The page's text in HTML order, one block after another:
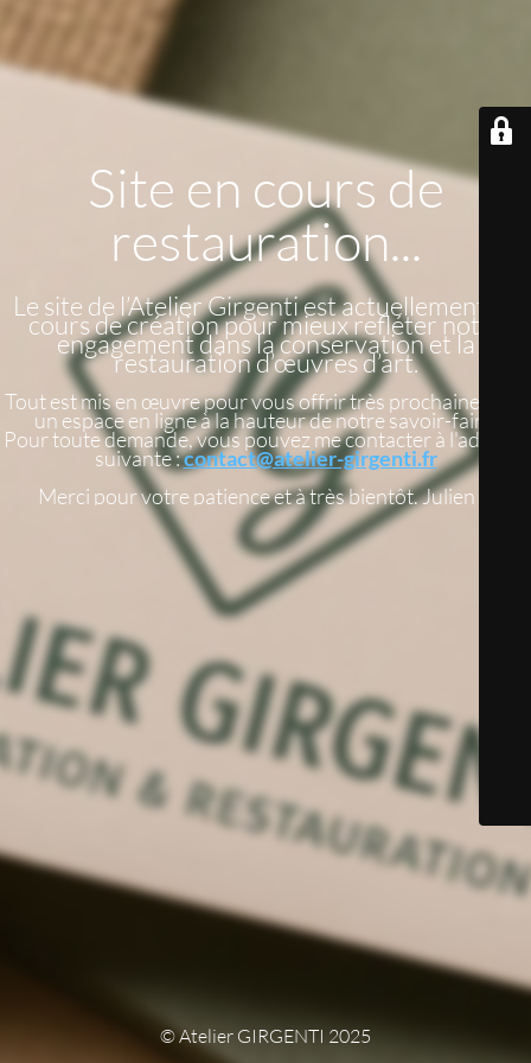
Site en cours de
restauration...
Le site de l’Atelier Girgenti est actuellement en
cours de création pour mieux refléter notre
engagement dans la conservation et la
restauration d’œuvres d’art.
Tout est mis en œuvre pour vous offrir très prochainement
un espace en ligne à la hauteur de notre savoir-faire.
Pour toute demande, vous pouvez me contacter à l'adresse
suivante :contact@atelier-girgenti.fr
Merci pour votre patience et à très bientôt. Julien G
© Atelier GIRGENTI 2025